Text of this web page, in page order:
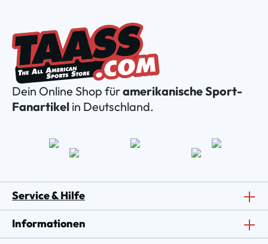
Dein Online Shop füramerikanische Sport-
Fanartikel in Deutschland.
Service & Hilfe
Informationen